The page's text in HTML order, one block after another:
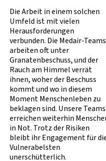
Die Arbeit in einem solchen
Umfeld ist mit vielen
Herausforderungen
verbunden. Die Medair-Teams
arbeiten oft unter
Granatenbeschuss, und der
Rauch am Himmel verrät
ihnen, woher der Beschuss
kommt und wo in diesem
Moment Menschenleben zu
beklagen sind. Unsere Teams
erreichen weiterhin
in Not. Trotz der Risiken
bleibt ihr Engagement für
Vulnerabelsten
unerschütterlich.